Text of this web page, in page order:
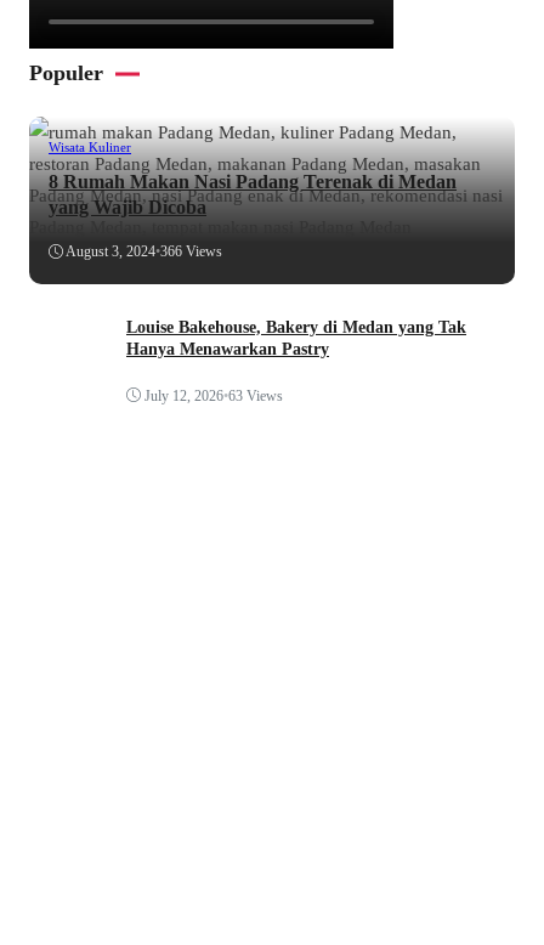
Populer
Wisata Kuliner
8 Rumah Makan Nasi Padang Terenak di Medan
yang Wajib Dicoba
August 3, 2024•366 Views
Louise Bakehouse, Bakery di Medan yang Tak
Hanya Menawarkan Pastry
July 12, 2026•63 Views